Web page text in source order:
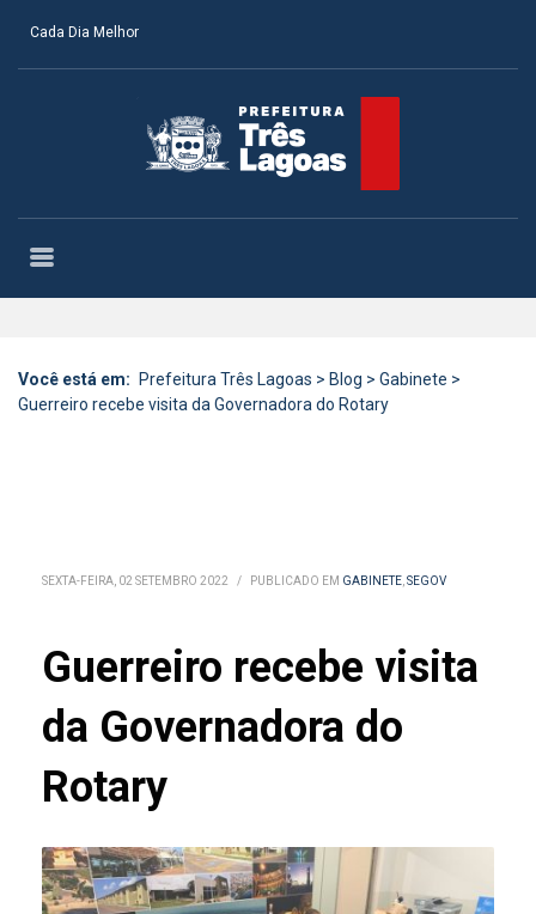
Cada Dia Melhor
Você está em: Prefeitura Três Lagoas > Blog > Gabinete >
Guerreiro recebe visita da Governadora do Rotary
SEXTA-FEIRA, 02 SETEMBRO 2022 / PUBLICADO EM GABINETE,SEGOV
Guerreiro recebe visita
da Governadora do
Rotary